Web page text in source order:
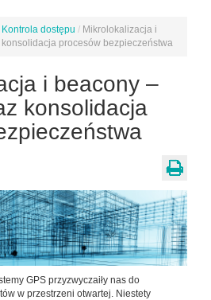
Kontrola dostępu / Mikrolokalizacja i
procesów bezpieczeństwa
i beacony –
konsolidacja
GPS przyzwyczaiły nas do
w przestrzeni otwartej. Niestety